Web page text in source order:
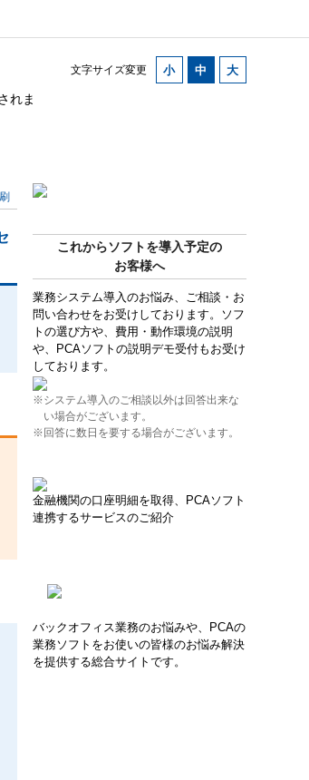
文字サイズ変更
れま
これからソフトを導入予定の
お客様へ
業務システム導入のお悩み、ご相談・お
問い合わせをお受けしております。ソフ
トの選び方や、費用・動作環境の説明
や、PCAソフトの説明デモ受付もお受け
しております。
※システム導入のご相談以外は回答出来な
い場合がございます。
※回答に数日を要する場合がございます。
金融機関の口座明細を取得、PCAソフト
連携するサービスのご紹介
バックオフィス業務のお悩みや、PCAの
業務ソフトをお使いの皆様のお悩み解決
を提供する総合サイトです。